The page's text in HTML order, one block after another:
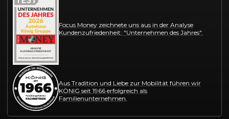
Focus Money zeichnete uns aus in der Analyse
Kundenzufriedenheit: "Unternehmen des Jahres".
Aus Tradition und Liebe zur Mobilität führen wir
KÖNIG seit 1966 erfolgreich als
Familienunternehmen.